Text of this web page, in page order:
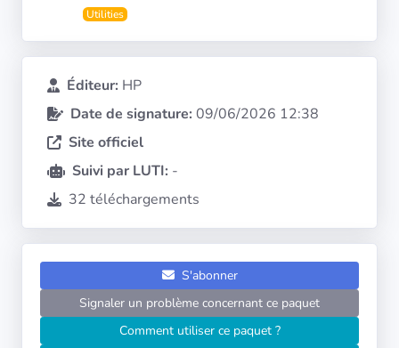
FILTRES
Langues
Architectures
Systèmes
Utilities
Éditeur: HP
Date de signature: 09/06/2026 12:38
Site officiel
Suivi par LUTI: -
32 téléchargements
S'abonner
Signaler un problème concernant ce paquet
Comment utiliser ce paquet ?